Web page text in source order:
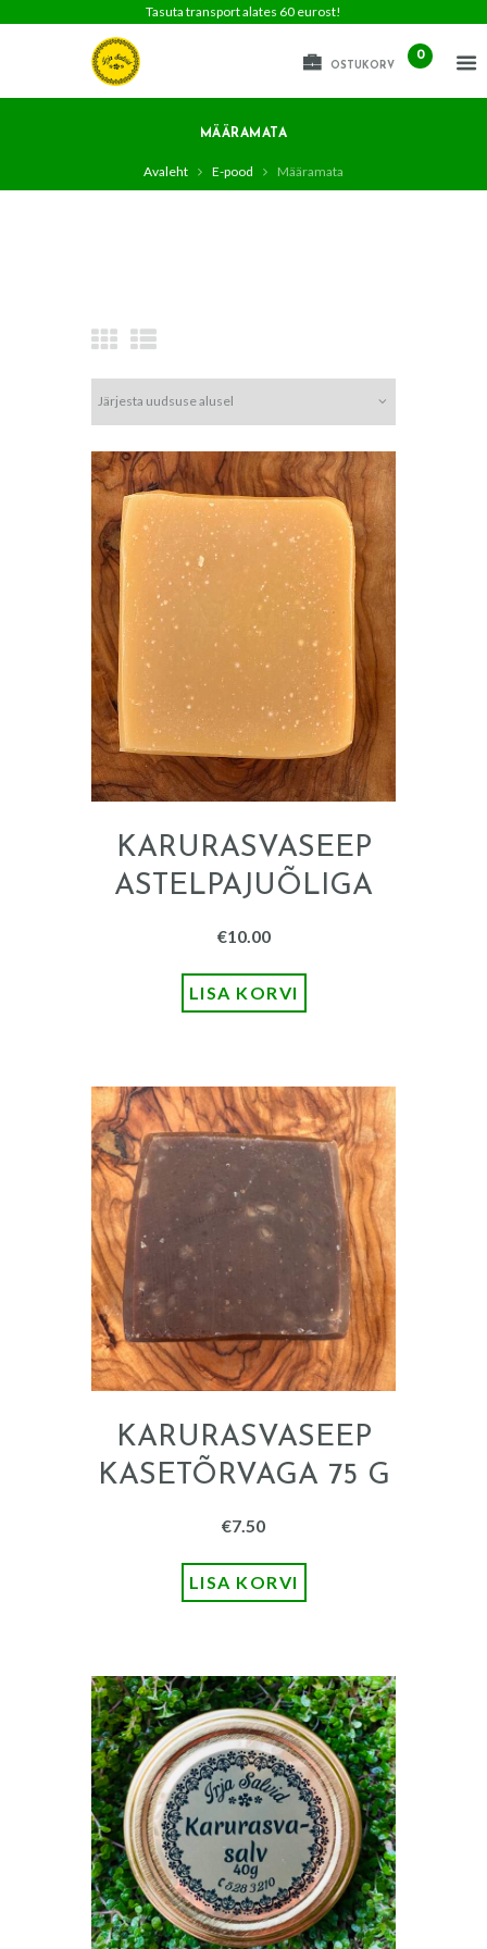
Tasuta transport alates 60 eurost!
OSTUKORV
0
MÄÄRAMATA
Avaleht E-pood Määramata
KARURASVASEEP
ASTELPAJUÕLIGA
120 G
€10.00
LISA KORVI
KARURASVASEEP
KASETÕRVAGA 75 G
€7.50
LISA KORVI